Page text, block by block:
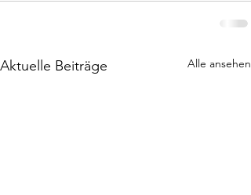
Aktuelle Beiträge Alle ansehen